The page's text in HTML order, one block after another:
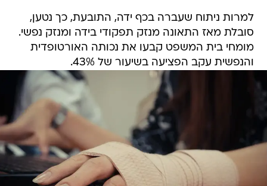
למרות ניתוח שעברה בכף ידה, התובעת, כך נטען,
סובלת מאז התאונה מנזק תפקודי בידה ומנזק נפשי.
מומחי בית המשפט קבעו את נכותה האורטופדית
והנפשית עקב הפציעה בשיעור של 43%.